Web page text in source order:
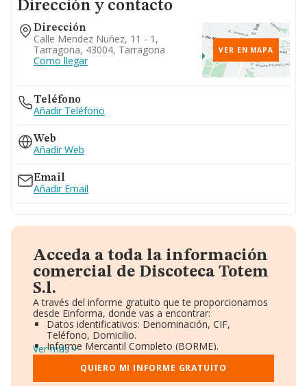
Dirección y contacto
Dirección
Calle Mendez Nuñez, 11 - 1,
Tarragona, 43004, Tarragona
Como llegar
VER EN MAPA
Teléfono
Añadir Teléfono
Web
Añadir Web
Email
Añadir Email
Acceda a toda la información
comercial de Discoteca Totem
S.l.
A través del informe gratuito que te proporcionamos
desde Einforma, donde vas a encontrar:
Datos identificativos: Denominación, CIF,
Teléfono, Domicilio.
Informe Mercantil Completo (BORME).
Gráficos de Evolución Ventas y Empleados.
Consejo de Administración y Administradores.
Directivos y Ejecutivos.
Ver más
QUIERO MI INFORME GRATUITO